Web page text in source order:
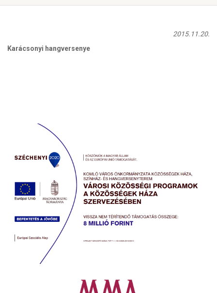
2015.11.20.
Karácsonyi hangversenye